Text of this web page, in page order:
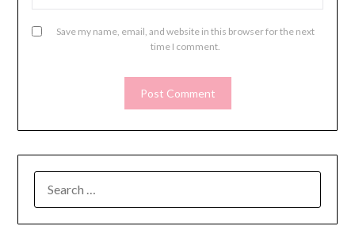
Save my name, email, and website in this browser for the next
time I comment.